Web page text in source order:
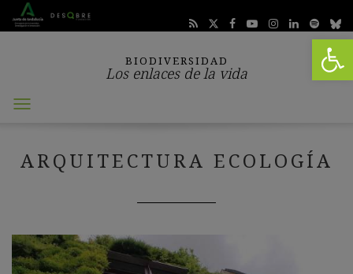
Abrir
BIODIVERSIDAD
Los enlaces de la vida
Abrir
ARQUITECTURA ECOLOGÍA